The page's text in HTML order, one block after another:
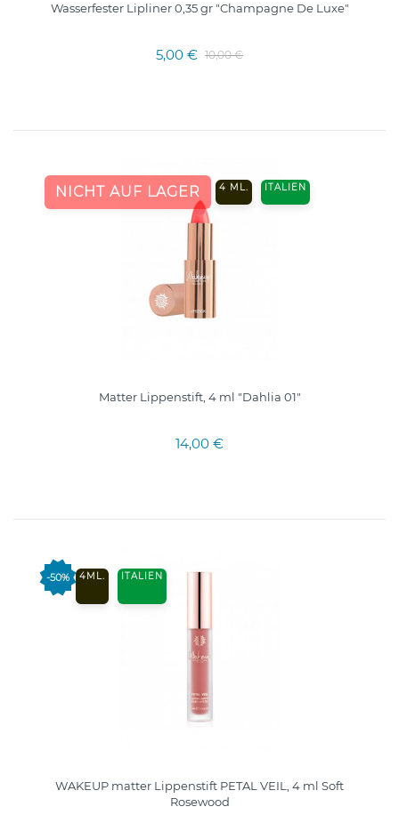
Wasserfester Lipliner 0,35 gr "Champagne De Luxe"
5,00 € 10,00 €
NICHT AUF LAGER 4 ML. ITALIEN
Matter Lippenstift, 4 ml "Dahlia 01"
14,00 €
-50% 4ML. ITALIEN
WAKEUP matter Lippenstift PETAL VEIL, 4 ml Soft
Rosewood